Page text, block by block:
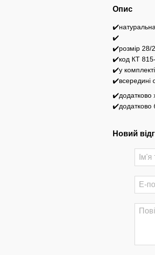
Опис
✔️
✔️розмір 28/
✔️код КТ
✔️у
✔️всередині
✔️додатково
✔️додатково
Новий